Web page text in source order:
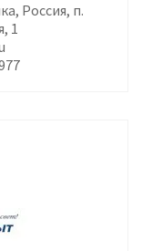
Россия, п.
1